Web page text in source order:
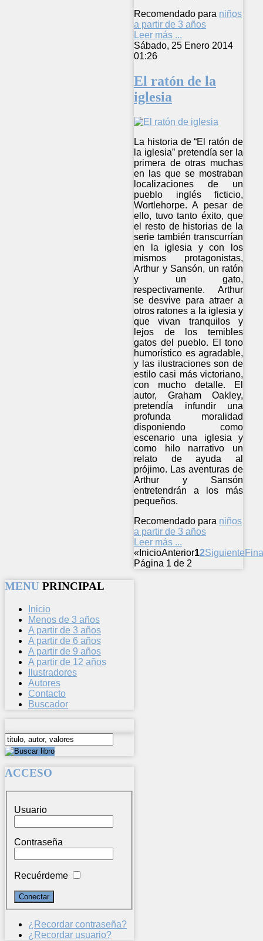
Recomendado para niños
a partir de 3 años
Leer más ...
Sábado, 25 Enero 2014
01:26
El ratón de la
iglesia
La historia de “El ratón de
la iglesia” pretendía ser la
primera de otras muchas
en las que se mostraban
localizaciones de un
pueblo inglés ficticio,
Wortlehorpe. A pesar de
ello, tuvo tanto éxito, que
el resto de historias de la
serie también transcurrían
en la iglesia y con los
mismos protagonistas,
Arthur y Sansón, un ratón
y un gato,
respectivamente. Arthur
se desvive para atraer a
otros ratones a la iglesia y
que vivan tranquilos y
lejos de los temibles
gatos del pueblo. El tono
humorístico es agradable,
y las ilustraciones son de
estilo casi más victoriano,
con mucho detalle. El
autor, Graham Oakley,
pretendía infundir una
profunda moralidad
disponiendo como
escenario una iglesia y
como hilo narrativo un
relato de ayuda al
prójimo. Las aventuras de
Arthur y Sansón
entretendrán a los más
pequeños.
Recomendado para niños
a partir de 3 años
Leer más ...
« InicioAnterior12Siguiente
Página 1 de 2
MENU PRINCIPAL
Inicio
Menos de 3 años
A partir de 3 años
A partir de 6 años
A partir de 9 años
A partir de 12 años
Ilustradores
Autores
Contacto
Buscador
ACCESO
Usuario
Contraseña
Recuérdeme
¿Recordar contraseña?
¿Recordar usuario?